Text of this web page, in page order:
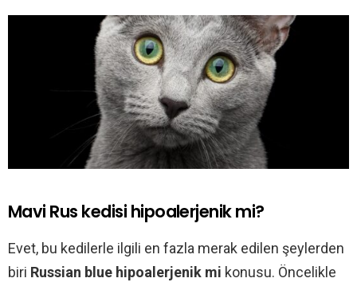
Mavi Rus kedisi hipoalerjenik mi?
Evet, bu kedilerle ilgili en fazla merak edilen şeylerden
biri Russian blue hipoalerjenik mi konusu. Öncelikle